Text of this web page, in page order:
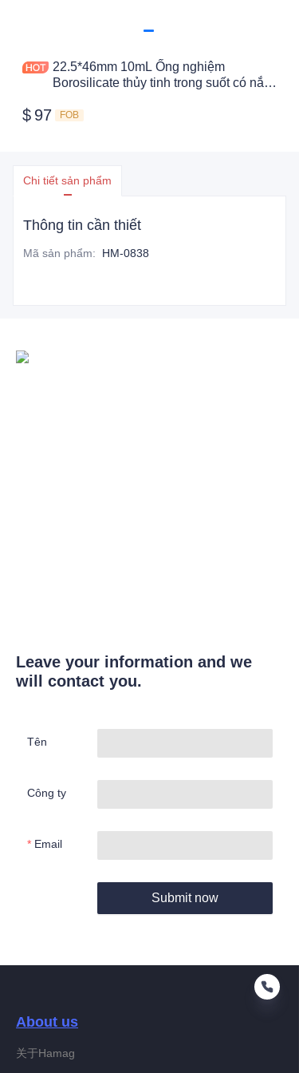
22.5*46mm 10mL Ống nghiệm
Borosilicate thủy tinh trong suốt có nắp
$ 97 FOB
Chi tiết sản phẩm
Thông tin cần thiết
Mã sản phẩm: HM-0838
Leave your information and we
will contact you.
Tên
Công ty
Email
Submit now
About us
关于Hamag